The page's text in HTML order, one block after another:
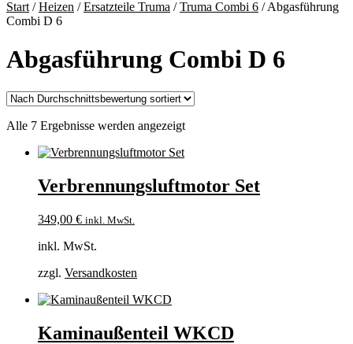
Start /Heizen /Ersatzteile Truma /Truma Combi 6 /Abgasführung
Combi D 6
Abgasführung Combi D 6
Alle 7 Ergebnisse werden angezeigtNach
sortiert
Verbrennungsluftmotor Set
349,00 € inkl. MwSt.
inkl. MwSt.
zzgl. Versandkosten
Kaminaußenteil WKCD